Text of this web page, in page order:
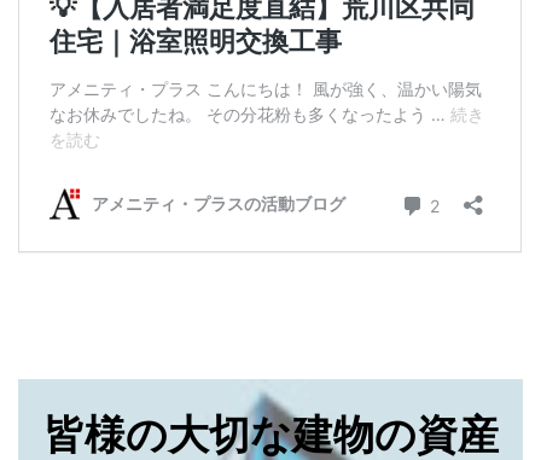
皆様の大切な建物の資産